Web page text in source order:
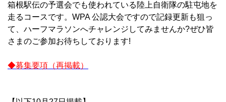
箱根駅伝の予選会でも使われている陸上自衛隊の駐屯地を
走るコースです。WPA 公認大会ですので記録更新も狙っ
て、ハーフマラソンへチャレンジしてみませんか?ぜひ皆
さまのご参加お待ちしております!
◆募集要項（再掲載）